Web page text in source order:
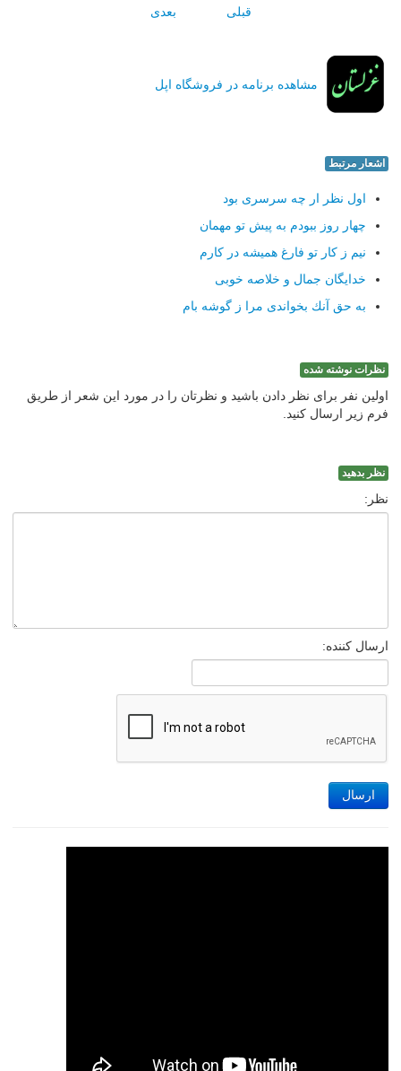
قبلی بعدی
مشاهده برنامه در فروشگاه اپل
اشعار مرتبط
اول نظر ار چه سرسری بود
چهار روز ببودم به پیش تو مهمان
نیم ز كار تو فارغ همیشه در كارم
خدایگان جمال و خلاصه خوبی
به حق آنك بخواندی مرا ز گوشه بام
نظرات نوشته شده
اولین نفر برای نظر دادن باشید و نظرتان را در مورد این شعر از طریق
فرم زیر ارسال کنید.
نظر بدهید
نظر:
ارسال کننده:
ارسال